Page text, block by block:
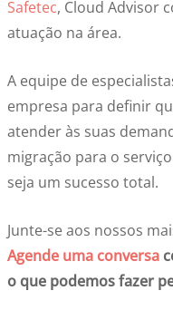
Safetec, Cloud Advisor
atuação na área.
A equipe de
empresa para definir
atender às suas
migração para o
seja um sucesso total.
Junte-se aos nossos
Agende uma conversa
o que podemos fazer